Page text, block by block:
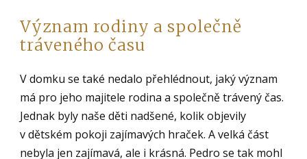
Význam rodiny a společně
tráveného času
V domku se také nedalo přehlédnout, jaký význam
má pro jeho majitele rodina a společně trávený čas.
Jednak byly naše děti nadšené, kolik objevily
v dětském pokoji zajímavých hraček. A velká část
nebyla jen zajímavá, ale i krásná. Pedro se tak mohl